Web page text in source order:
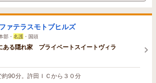
ァテラスモトブヒルズ
部・ 名護 ・国頭
ある隠れ家 プライベートスイートヴィラ
90分。許田ＩＣから３０分